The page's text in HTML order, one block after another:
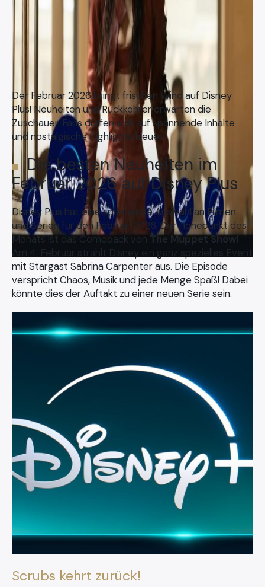
Der Februar 2026 bringt frischen Wind auf Disney
Plus! Neuheiten und Rückkehrer erwarten die
Zuschauer. Fans dürfen sich auf spannende Inhalte
und nostalgische Highlights freuen.
Die besten Neuheiten im
Februar 2026 auf Disney Plus
Disney Plus hat eine spannende Auswahl an Filmen
und Serien für den Februar 2026. Der Höhepunkt des
Monats ist das Comeback von The Muppet Show!
Am 4. Februar strahlt Disney ein ganz spezielles Event
mit Stargast Sabrina Carpenter aus. Die Episode
verspricht Chaos, Musik und jede Menge Spaß! Dabei
könnte dies der Auftakt zu einer neuen Serie sein.
Scrubs kehrt zurück!